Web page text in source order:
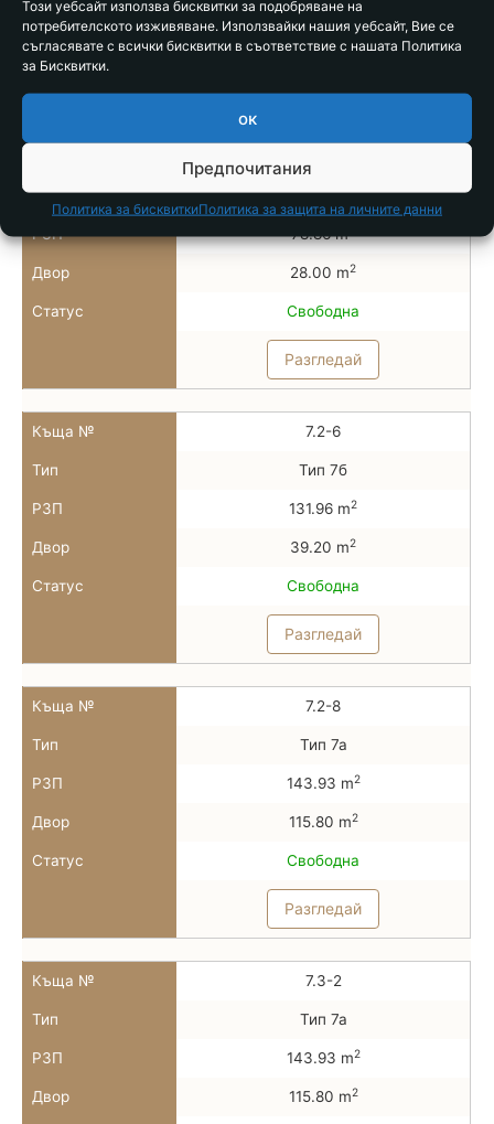
Този уебсайт използва бисквитки за подобряване на
потребителското изживяване. Използвайки нашия уебсайт, Вие се
съгласявате с всички бисквитки в съответствие с нашата Политика
за Бисквитки.
ок
Предпочитания
Политика за бисквиткиПолитика за защита на личните данни
Статус Свободна
Тип Тип 7б
РЗП 78.86 m
Двор 28.00 m2
Статус Свободна
Разгледай
Къща № 7.2-6
Тип Тип 7б
РЗП 131.96 m2
Двор 39.20 m2
Статус Свободна
Разгледай
Къща № 7.2-8
Тип Тип 7а
РЗП 143.93 m2
Двор 115.80 m2
Статус Свободна
Разгледай
Къща № 7.3-2
Тип Тип 7а
РЗП 143.93 m2
Двор 115.80 m2